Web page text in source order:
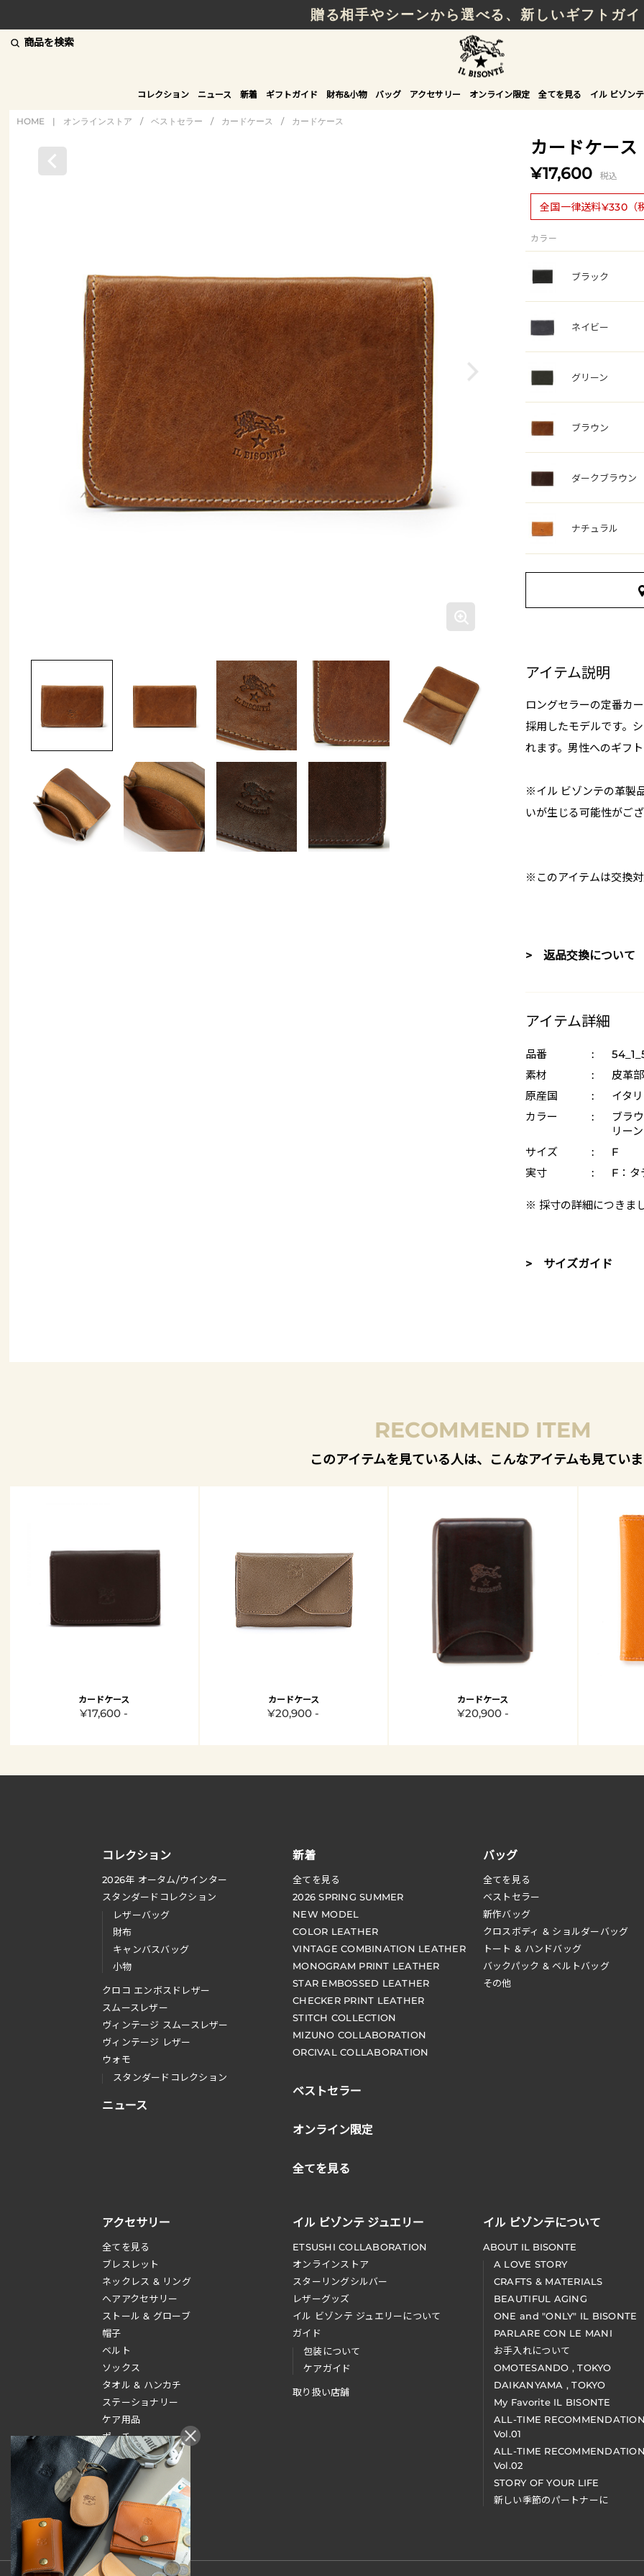
贈る相手やシーンから選べる、新しいギフトガイ
商品を検索
コレクション ニュース 新着 ギフトガイド 財布&小物 バッグ アクセサリー オンライン限定 全てを見る イル ビゾン
HOME | オンラインストア / ベストセラー / カードケース / カードケース
カードケース
¥17,600 税込
全国一律送料¥330（
カラー
ブラック
ネイビー
グリーン
ブラウン
ダークブラウン
ナチュラル
アイテム説明
ロングセラーの定番カ
採用したモデルです。
れます。男性へのギフ
※イル ビゾンテの革製
いが生じる可能性がご
※このアイテムは交換
> 返品交換について
アイテム詳細
品番 :
素材
:
皮革
原産国
:
イタ
カラー
:
ブラ
リーン
サイズ
:
F
実寸
: F：タ
※ 採寸の詳細につきま
> サイズガイド
RECOMMEND ITEM
このアイテムを見ている人は、こんなアイテムも見てい
カードケース
¥17,600 -
カードケース
¥20,900 -
カードケース
¥20,900 -
コレクション
2026年 オータム/ウインター
スタンダードコレクション
レザーバッグ
財布
キャンバスバッグ
小物
クロコ エンボスドレザー
スムースレザー
ヴィンテージ スムースレザー
ヴィンテージ レザー
ウォモ
スタンダードコレクション
ニュース
新着
全てを見る
2026 SPRING SUMMER
NEW MODEL
COLOR LEATHER
VINTAGE COMBINATION LEATHER
MONOGRAM PRINT LEATHER
STAR EMBOSSED LEATHER
CHECKER PRINT LEATHER
STITCH COLLECTION
MIZUNO COLLABORATION
ORCIVAL COLLABORATION
ベストセラー
オンライン限定
全てを見る
バッグ
全てを見る
ベストセラー
新作バッグ
クロスボディ & ショルダーバッグ
トート & ハンドバッグ
バックパック & ベルトバッグ
その他
アクセサリー
全てを見る
ブレスレット
ネックレス & リング
へアアクセサリー
ストール & グローブ
帽子
ベルト
ソックス
タオル & ハンカチ
ステーショナリー
ケア用品
ポーチ
その他
イル ビゾンテ ジュエリー
ETSUSHI COLLABORATION
オンラインストア
スターリングシルバー
レザーグッズ
イル ビゾンテ ジュエリーについて
ガイド
包装について
ケアガイド
取り扱い店舗
イル ビゾンテについて
ABOUT IL BISONTE
A LOVE STORY
CRAFTS & MATERIALS
BEAUTIFUL AGING
ONE and "ONLY" IL BISONTE
PARLARE CON LE MANI
お手入れについて
OMOTESANDO , TOKYO
DAIKANYAMA , TOKYO
My Favorite IL BISONTE
ALL-TIME
Vol.01
ALL-TIME
Vol.02
STORY OF YOUR LIFE
新しい季節のパートナーに